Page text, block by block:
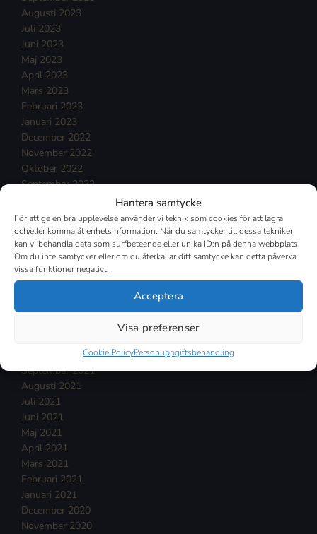
Hantera samtycke
För att ge en bra upplevelse använder vi teknik som cookies för att lagra
och/eller komma åt enhetsinformation. När du samtycker till dessa tekniker
kan vi behandla data som surfbeteende eller unika ID:n på denna webbplats.
Om du inte samtycker eller om du återkallar ditt samtycke kan detta påverka
vissa funktioner negativt.
Acceptera
Visa preferenser
Cookie PolicyPersonuppgiftsbehandling
Augusti 2023
Juli 2023
Juni 2023
Maj 2023
April 2023
Mars 2023
Februari 2023
Januari 2023
December 2022
November 2022
Oktober 2022
September 2022
Juli 2022
Juni 2022
Maj 2022
April 2022
Mars 2022
September 2021
Augusti 2021
Juli 2021
Juni 2021
Maj 2021
April 2021
Mars 2021
Februari 2021
Januari 2021
December 2020
November 2020